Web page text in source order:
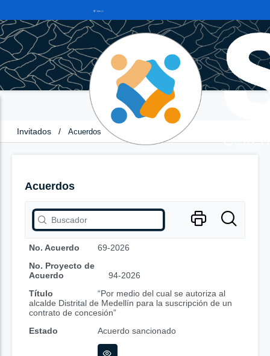
Invitados / Acuerdos
Acuerdos
No. Acuerdo
69-2026
No. Proyecto de
Acuerdo
94-2026
Título
“Por medio del cual se autoriza al
alcalde Distrital de Medellín para la suscripción de un
contrato de concesión”
Estado
Acuerdo sancionado